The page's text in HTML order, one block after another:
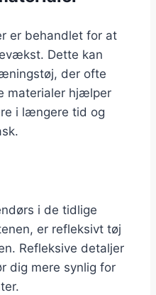
er behandlet for at
Dette kan
der ofte
materialer hjælper
i længere tid og
i de tidlige
er refleksivt tøj
Refleksive detaljer
dig mere synlig for